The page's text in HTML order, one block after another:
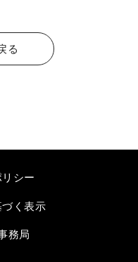
る
シー
く表示
務局